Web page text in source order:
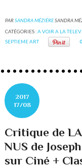
PARSANDRA MÉZIÈRESANDRA
CATÉGORIES :A VOIR A LA
SEPTIEME ART
0
2017
17/08
Critique de LA
NUS de
sur Ciné +